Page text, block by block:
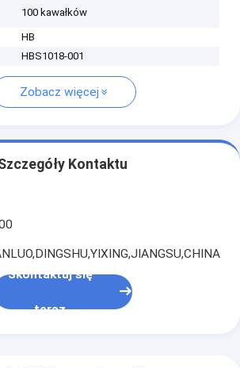
100 kawałków
HB
HBS1018-001
Zobacz więcej
Kontaktu
Skontaktuj się
teraz